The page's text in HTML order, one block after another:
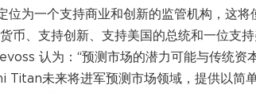
位为一个支持商业和创新的监管机构，这
币、支持创新、支持美国的总统和一位支
认为：“预测市场的潜力可能与传统资
Titan未来将进军预测市场领域，提供以简